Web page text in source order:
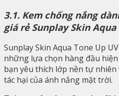
3.1. Kem chống nắng
giá rẻ Sunplay Skin Aqua
Sunplay Skin Aqua Tone Up
những lựa chọn hàng đầu
bạn yêu thích lớp nền tự nhiên
tác hại của ánh nắng mặt trời.